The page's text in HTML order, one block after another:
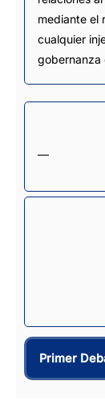
mediante el
cualquier
gobernanza
—
Primer